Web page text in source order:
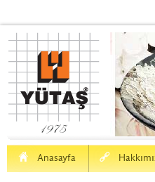
Anasayfa
H a